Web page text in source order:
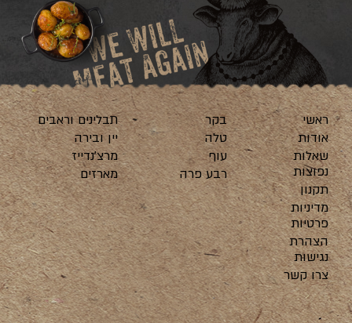
ראשי
אודות
שאלות
נפוצות
תקנון
מדיניות
פרטיות
הצהרת
נגישות
צרו קשר
בקר
טלה
עוף
רבע פרה
תבלינים וראבים
יין ובירה
מרצ’נדייז
מארזים